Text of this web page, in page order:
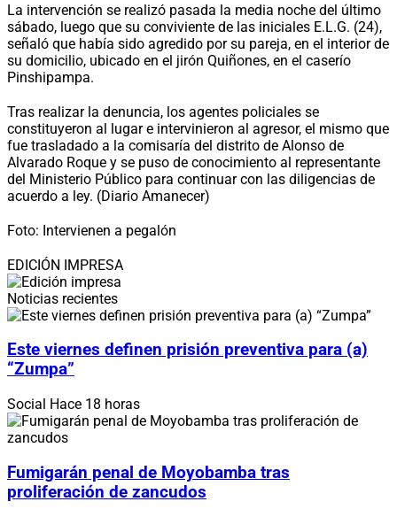
La intervención se realizó pasada la media noche del último
sábado, luego que su conviviente de las iniciales E.L.G. (24),
señaló que había sido agredido por su pareja, en el interior de
su domicilio, ubicado en el jirón Quiñones, en el caserío
Pinshipampa.
Tras realizar la denuncia, los agentes policiales se
constituyeron al lugar e intervinieron al agresor, el mismo que
fue trasladado a la comisaría del distrito de Alonso de
Alvarado Roque y se puso de conocimiento al representante
del Ministerio Público para continuar con las diligencias de
acuerdo a ley. (Diario Amanecer)
Foto: Intervienen a pegalón
EDICIÓN IMPRESA
Noticias recientes
Este viernes definen prisión preventiva para (a)
“Zumpa”
Social Hace 18 horas
Fumigarán penal de Moyobamba tras
proliferación de zancudos